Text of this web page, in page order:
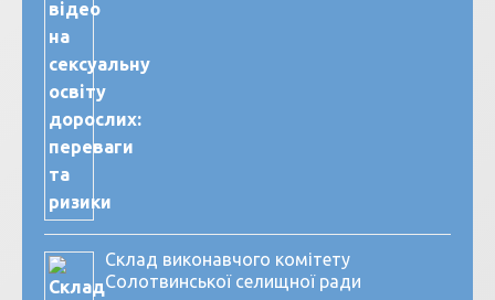
Склад виконавчого комітету
Солотвинської селищної ради